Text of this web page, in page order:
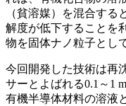
（貧溶媒）を混合す
解度が低下することを
物を固体ナノ粒子とし
今回開発した技術は再
サーとよばれる0.1～1
有機半導体材料の溶液